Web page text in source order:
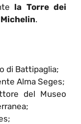
la Torre dei
.
di Battipaglia;
Alma Seges;
del Museo